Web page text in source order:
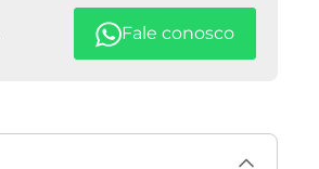
Fale conosco